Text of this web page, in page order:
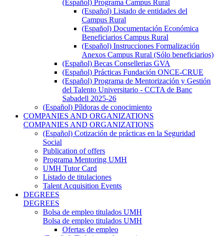
(Español) Programa Campus Rural
(Español) Listado de entidades del
Campus Rural
(Español) Documentación Económica
Beneficiarios Campus Rural
(Español) Instrucciones Formalización
Anexos Campus Rural (Sólo beneficiarios)
(Español) Becas Consellerias GVA
(Español) Prácticas Fundación ONCE-CRUE
(Español) Programa de Mentorización y Gestión
del Talento Universitario - CCTA de Banc
Sabadell 2025-26
(Español) Píldoras de conocimiento
COMPANIES AND ORGANIZATIONS
COMPANIES AND ORGANIZATIONS
(Español) Cotización de prácticas en la Seguridad
Social
Publication of offers
Programa Mentoring UMH
UMH Tutor Card
Listado de titulaciones
Talent Acquisition Events
DEGREES
DEGREES
Bolsa de empleo titulados UMH
Bolsa de empleo titulados UMH
Ofertas de empleo